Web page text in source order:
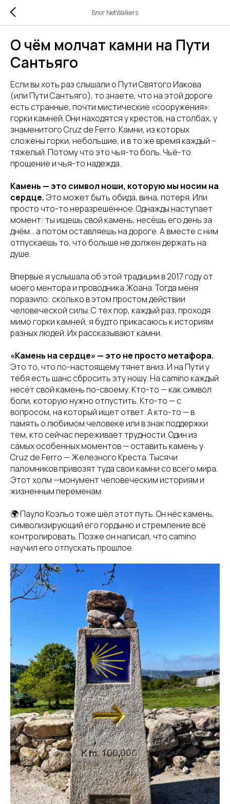
Блог NetWalkers
О чём молчат камни на Пути
Сантьяго
Если вы хоть раз слышали о Пути Святого Иакова
(или Пути Сантьяго), то знаете, что на этой дороге
есть странные, почти мистические «сооружения»:
горки камней. Они находятся у крестов, на столбах, у
знаменитого Cruz de Ferro. Камни, из которых
сложены горки, небольшие, и в то же время каждый –
тяжелый. Потому что это чья-то боль. Чьё-то
прощение и чья-то надежда.
Камень — это символ ноши, которую мы носим на
сердце. Это может быть обида, вина, потеря. Или
просто что-то неразрешённое. Однажды наступает
момент: ты ищешь свой камень, несёшь его день за
днём… а потом оставляешь на дороге. А вместе с ним
отпускаешь то, что больше не должен держать на
душе.
Впервые я услышала об этой традиции в 2017 году от
моего ментора и проводника Жоана. Тогда меня
поразило: сколько в этом простом действии
человеческой силы. С тех пор, каждый раз, проходя
мимо горки камней, я будто прикасаюсь к историям
разных людей. Их рассказывают камни.
«Камень на сердце» — это не просто метафора.
Это то, что по-настоящему тянет вниз. И на Пути у
тебя есть шанс сбросить эту ношу. На camino каждый
несёт свой камень по-своему. Кто-то — как символ
боли, которую нужно отпустить. Кто-то — с
вопросом, на который ищет ответ. А кто-то — в
память о любимом человеке или в знак поддержки
тем, кто сейчас переживает трудности. Один из
самых особенных моментов — оставить камень у
Cruz de Ferro — Железного Креста. Тысячи
паломников привозят туда свои камни со всего мира.
Этот холм —монумент человеческим историям и
жизненным переменам.
🌍 Пауло Коэльо тоже шёл этот путь. Он нёс камень,
символизирующий его гордыню и стремление всё
контролировать. Позже он написал, что camino
научил его отпускать прошлое.